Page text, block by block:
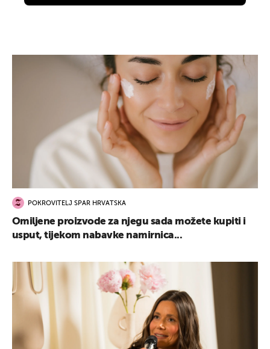
POKROVITELJ SPAR HRVATSKA
Omiljene proizvode za njegu sada možete kupiti i
usput, tijekom nabavke namirnica...